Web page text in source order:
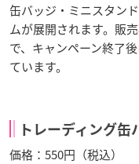
缶バッジ・ミニスタン
ムが展開されます。販
で、キャンペーン終了
ています。
トレーディング缶
価格：550円（税込）